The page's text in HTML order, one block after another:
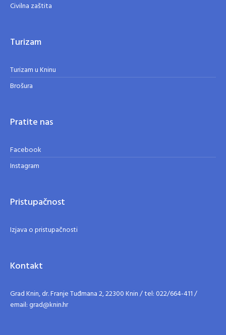
Civilna zaštita
Turizam
Turizam u Kninu
Brošura
Pratite nas
Facebook
Instagram
Pristupačnost
Izjava o pristupačnosti
Kontakt
Grad Knin, dr. Franje Tuđmana 2, 22300 Knin / tel: 022/664-411 /
email: grad@knin.hr